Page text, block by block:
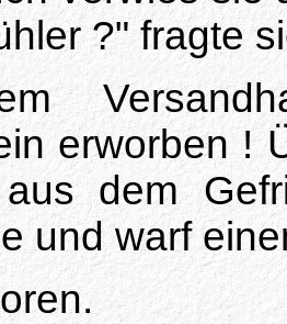
?" fragte
erworben !
dem
und warf